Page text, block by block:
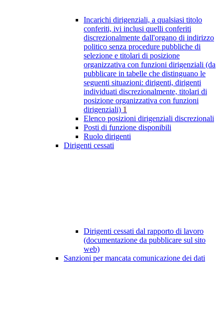
Incarichi dirigenziali, a qualsiasi titolo
conferiti, ivi inclusi quelli conferiti
discrezionalmente dall'organo di indirizzo
politico senza procedure pubbliche di
selezione e titolari di posizione
organizzativa con funzioni dirigenziali (da
pubblicare in tabelle che distinguano le
seguenti situazioni: dirigenti, dirigenti
individuati discrezionalmente, titolari di
posizione organizzativa con funzioni
dirigenziali) 1
Elenco posizioni dirigenziali discrezionali
Posti di funzione disponibili
Ruolo dirigenti
Dirigenti cessati
Dirigenti cessati dal rapporto di lavoro
(documentazione da pubblicare sul sito
web)
Sanzioni per mancata comunicazione dei dati